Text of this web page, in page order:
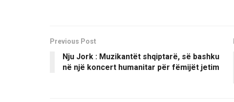
Previous Post
Nju Jork : Muzikantët shqiptarë, së bashku
në një koncert humanitar për fëmijët jetim